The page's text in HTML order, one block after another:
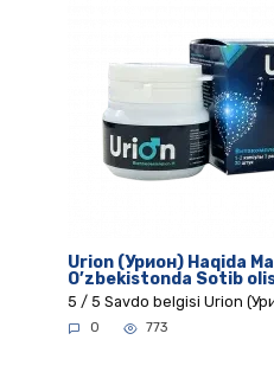
Urion (Урион) Haqida
O’zbekistonda Sotib
5 / 5 Savdo belgisi Urion
0 773